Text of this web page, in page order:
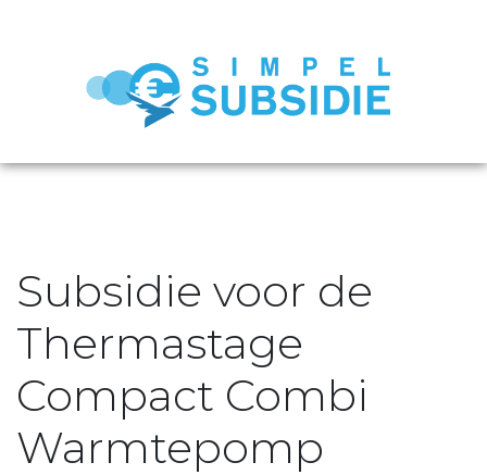
Subsidie voor de
Thermastage
Compact Combi
Warmtepomp